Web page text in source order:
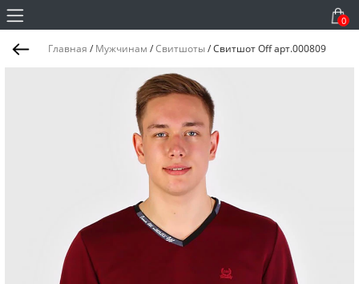
0
Главная / Мужчинам /Свитшоты/Свитшот Off арт.000809